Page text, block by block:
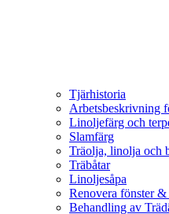
Tjärhistoria
Arbetsbeskrivning
Linoljefärg och
Slamfärg
Träolja, linolja och
Träbåtar
Linoljesåpa
Renovera fönster
Behandling av